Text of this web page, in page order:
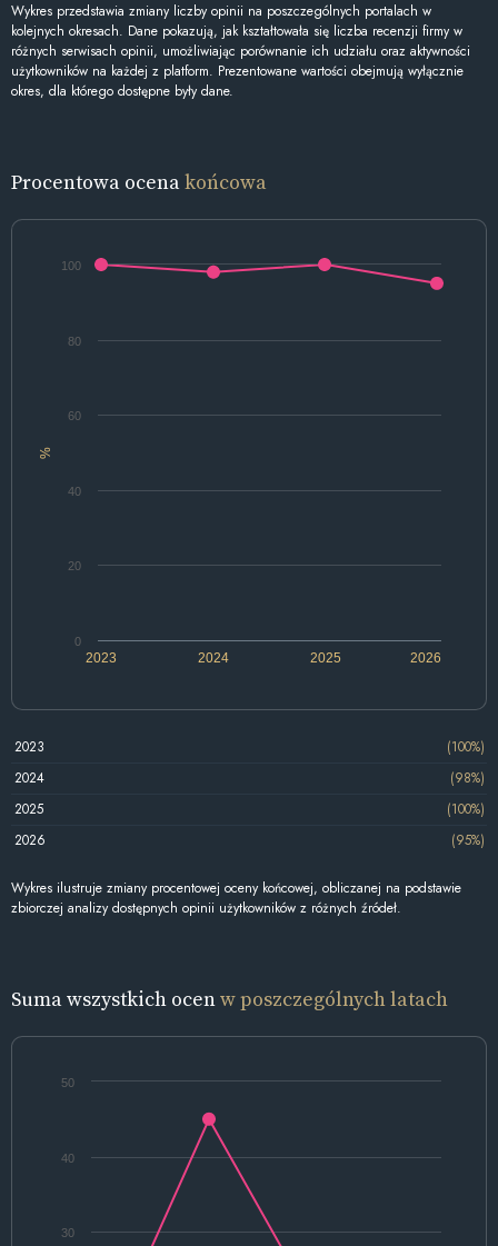
Wykres przedstawia zmiany liczby opinii na poszczególnych portalach w
kolejnych okresach. Dane pokazują, jak kształtowała się liczba recenzji firmy w
różnych serwisach opinii, umożliwiając porównanie ich udziału oraz aktywności
użytkowników na każdej z platform. Prezentowane wartości obejmują wyłącznie
okres, dla którego dostępne były dane.
Procentowa ocenakońcowa
%
2024 2026
2023 2025
0
20
40
60
80
100
2023
(100%)
2024
(98%)
2025
(100%)
2026
(95%)
Wykres ilustruje zmiany procentowej oceny końcowej, obliczanej na podstawie
zbiorczej analizy dostępnych opinii użytkowników z różnych źródeł.
Suma wszystkich ocenw poszczególnych latach
30
40
50